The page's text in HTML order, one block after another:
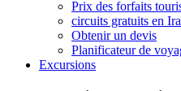
Prix des forfaits
circuits gratuits en
Obtenir un devis
Planificateur de
Excursions